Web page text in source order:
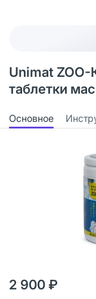
Unimat ZOO-
таблетки
Основное
2 900 ₽